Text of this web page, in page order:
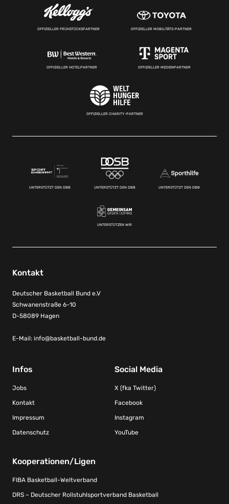
OFFIZIELLER FRÜHSTÜCKSPARTNER OFFIZIELLER MOBILITÄTS-PARTNER
OFFIZIELLER HOTELPARTNER OFFIZIELLER MEDIENPARTNER
OFFIZIELLER CHARITY-PARTNER
UNTERSTÜTZT DEN DBB UNTERSTÜTZT DEN DBB UNTERSTÜTZT DEN DBB
UNTERSTÜTZEN WIR
Kontakt
Deutscher Basketball Bund e.V
Schwanenstraße 6-10
D-58089 Hagen
E-Mail: info@basketball-bund.de
Infos
Jobs
Kontakt
Impressum
Datenschutz
Social Media
X (fka Twitter)
Facebook
Instagram
YouTube
Kooperationen/Ligen
FIBA Basketball-Weltverband
DRS – Deutscher Rollstuhlsportverband Basketball